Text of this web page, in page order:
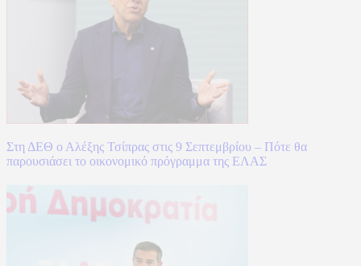
Στη ΔΕΘ ο Αλέξης Τσίπρας στις 9 Σεπτεμβρίου – Πότε θα
παρουσιάσει το οικονομικό πρόγραμμα της ΕΛΑΣ